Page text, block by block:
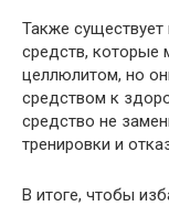
Также
средств, которые
целлюлитом, но
средством к
средство не
тренировки и
В итоге, чтобы